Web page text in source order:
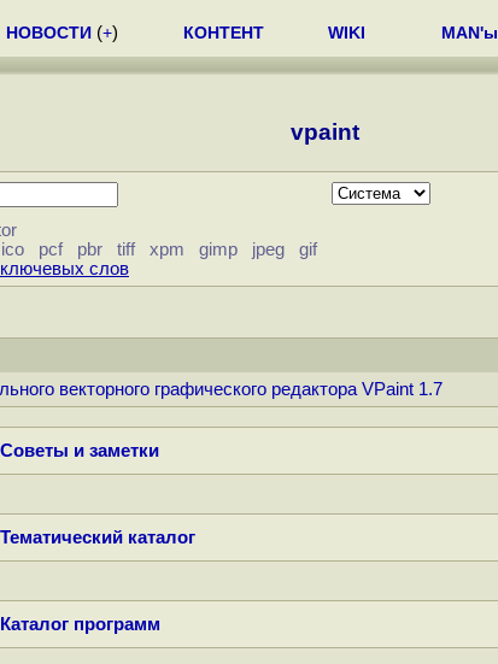
НОВОСТИ (+) КОНТЕНТ WIKI MAN'ы
vpaint
ico pcf pbr tiff xpm gimp jpeg
gif
слов
векторного графического редактора VPaint 1.7
Советы и заметки
Тематический каталог
Каталог программ